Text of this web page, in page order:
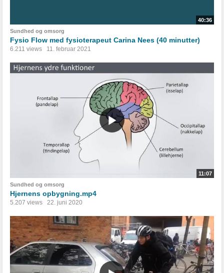
40:36
Sundhed og omsorg
Fysio Flow med fysioterapeut Carina Nees (40 minutter)
6.211 views 11. februar 2021
11:07
Sundhed og omsorg
Hjernens opbygning.mp4
5.207 views 22. juni 2020